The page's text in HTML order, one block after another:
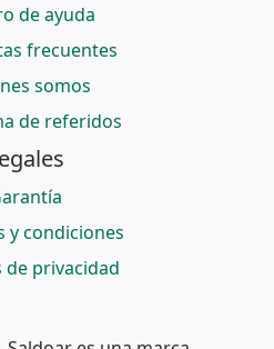
de ayuda
frecuentes
somos
de referidos
y condiciones
de privacidad